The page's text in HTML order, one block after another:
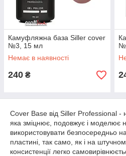
Камуфляжна база Siller cover
№3, 15 мл
Немає в наявності
240 ₴
Cover Base від Siller Professional -
яка зміцнює, подовжує і моделює
використовувати безпосередньо на
пластині, так само, як і на
консистенції легко